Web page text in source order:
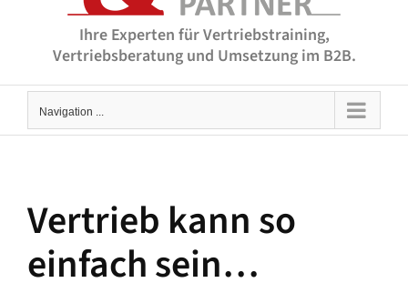
Ihre Experten für Vertriebstraining,
Vertriebsberatung und Umsetzung im B2B.
Navigation ...
Vertrieb kann so
einfach sein…